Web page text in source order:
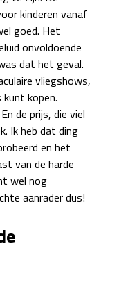
kinderen vanaf
goed. Het
onvoldoende
dat het geval.
vliegshows,
kopen.
de prijs, die viel
Ik heb dat ding
en het
van de harde
wel nog
aanrader dus!